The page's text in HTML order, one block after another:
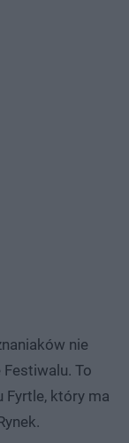
nie
To
Fyrtle, który ma